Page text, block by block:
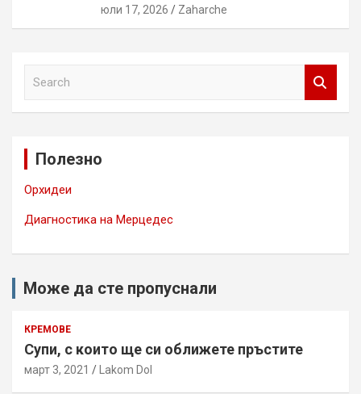
юли 17, 2026 Zaharche
Полезно
Орхидеи
Диагностика на Мерцедес
Може да сте пропуснали
КРЕМОВЕ
Супи, с които ще си оближете пръстите
март 3, 2021 Lakom Dol